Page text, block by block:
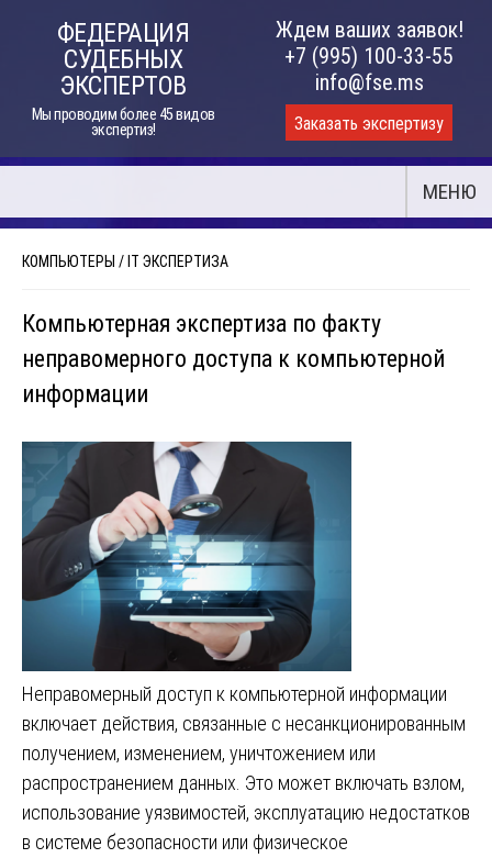
ФЕДЕРАЦИЯ
СУДЕБНЫХ
ЭКСПЕРТОВ
Мы проводим более 45 видов
экспертиз!
Ждем ваших заявок!
+7 (995) 100-33-55
info@fse.ms
Заказать экспертизу
МЕНЮ
КОМПЬЮТЕРЫ / IT ЭКСПЕРТИЗА
Компьютерная экспертиза по факту
неправомерного доступа к компьютерной
информации
Неправомерный доступ к компьютерной информации
включает действия, связанные с несанкционированным
получением, изменением, уничтожением или
распространением данных. Это может включать взлом,
использование уязвимостей, эксплуатацию недостатков
в системе безопасности или физическое